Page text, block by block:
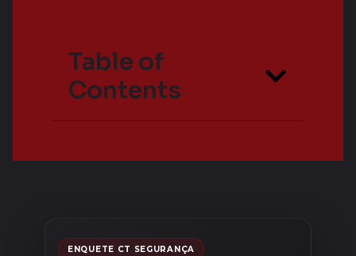
Table of
Contents
ENQUETE CT SEGURANÇA